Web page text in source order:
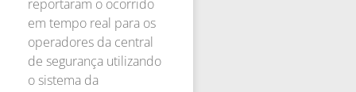
reportaram o ocorrido
em tempo real para os
operadores da central
de segurança utilizando
o sistema da